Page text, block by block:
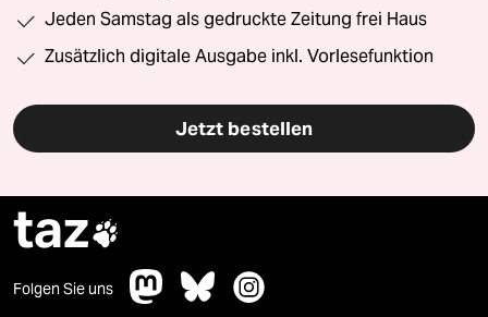
Jeden Samstag als gedruckte Zeitung frei Haus
Zusätzlich digitale Ausgabe inkl. Vorlesefunktion
Jetzt bestellen
taz
Folgen Sie uns